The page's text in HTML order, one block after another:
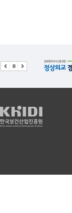
22
24
25